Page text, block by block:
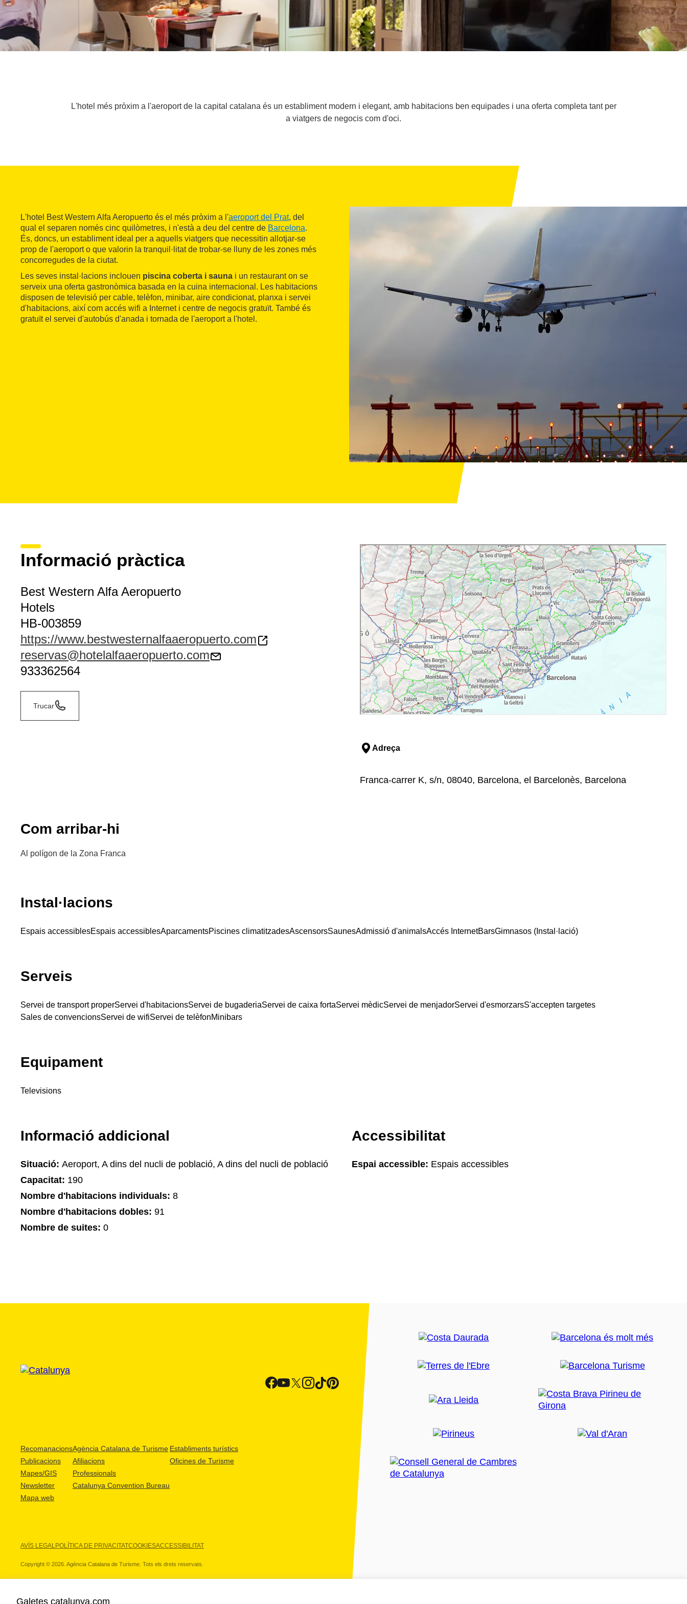
L'hotel més pròxim a l'aeroport de la capital catalana és un establiment modern i elegant, amb habitacions ben equipades i una oferta completa tant per
a viatgers de negocis com d'oci.
L'hotel Best Western Alfa Aeropuerto és el més pròxim a l'aeroport del Prat, del
qual el separen només cinc quilòmetres, i n'està a deu del centre de Barcelona.
És, doncs, un establiment ideal per a aquells viatgers que necessitin allotjar-se
prop de l'aeroport o que valorin la tranquil·litat de trobar-se lluny de les zones més
concorregudes de la ciutat.
Les seves instal·lacions inclouen piscina coberta i sauna i un restaurant on se
serveix una oferta gastronòmica basada en la cuina internacional. Les habitacions
disposen de televisió per cable, telèfon, minibar, aire condicionat, planxa i servei
d'habitacions, així com accés wifi a Internet i centre de negocis gratuït. També és
gratuït el servei d'autobús d'anada i tornada de l'aeroport a l'hotel.
Informació pràctica
Best Western Alfa Aeropuerto
Hotels
HB-003859
https://www.bestwesternalfaaeropuerto.com
reservas@hotelalfaaeropuerto.com
933362564
Trucar
Adreça
Franca-carrer K, s/n, 08040, Barcelona, el Barcelonès, Barcelona
Com arribar-hi
Al polígon de la Zona Franca
Instal·lacions
Espais accessiblesEspais accessiblesAparcamentsPiscines climatitzadesAscensorsSaunesAdmissió d'animalsAccés InternetBarsGimnasos (Instal·lació)
Serveis
Servei de transport properServei d'habitacionsServei de bugaderiaServei de caixa fortaServei mèdicServei de menjadorServei d'esmorzarsS'accepten targetes
Sales de convencionsServei de wifiServei de telèfonMinibars
Equipament
Televisions
Informació addicional
Situació: Aeroport, A dins del nucli de població, A dins del nucli de població
Capacitat: 190
Nombre d'habitacions individuals: 8
Nombre d'habitacions dobles: 91
Nombre de suites: 0
Accessibilitat
Espai accessible: Espais accessibles
Recomanacions
Publicacions
Mapes/GIS
Newsletter
Mapa web
Agència Catalana de Turisme
Afiliacions
Professionals
Catalunya Convention Bureau
Establiments turístics
Oficines de Turisme
AVÍS LEGALPOLÍTICA DE PRIVACITATCOOKIESACCESSIBILITAT
Copyright © 2026. Agència Catalana de Turisme. Tots els drets reservats.
Galetes catalunya.com